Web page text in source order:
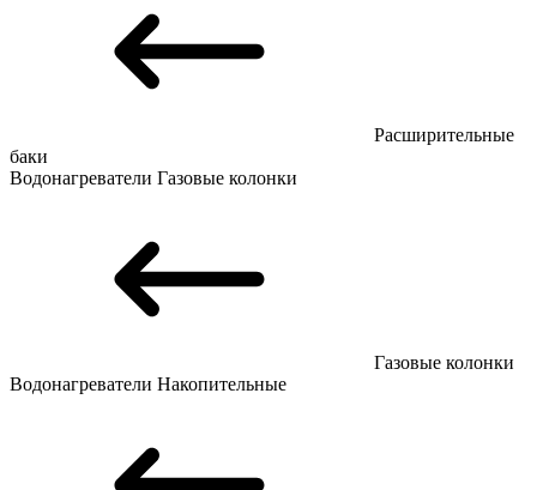
Расширительные
баки
Водонагреватели Газовые колонки
Газовые колонки
Водонагреватели Накопительные